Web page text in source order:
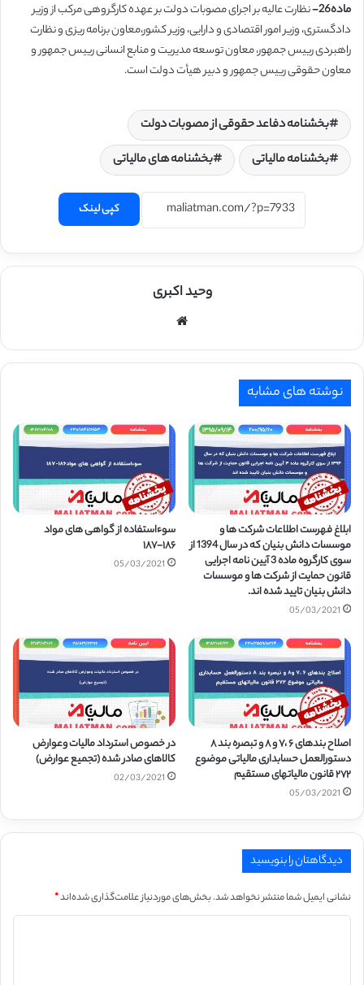
ماده26-
نظارت عالیه بر اجرای مصوبات دولت بر عهده کارگروهی مرکب از وزیر
دادگستری، وزیر امور اقتصادی و دارایی، وزیر کشور،معاون برنامه ریزی و نظارت
راهبردی رییس جمهور، معاون توسعه مدیریت و منابع انسانی رییس جمهور و
معاون حقوقی رییس جمهور و دبیر هیأت دولت است.
بخشنامه دفاعد حقوقی از مصوبات دولت
بخشنامه مالیاتی
بخشنامه های مالیاتی
کپی لینک
وحید اکبری
نوشته های مشابه
ابلاغ فهرست اطلاعات شرکت­ ها و
موسسات دانش بنیان که در سال 1394 از
سوی کارگروه ماده 3 آیین ­نامه اجرایی
قانون حمایت از شرکت ها و موسسات
دانش بنیان تایید شده اند.
05/03/2021
سوءاستفاده از گواهی های مواد
۱۸۶-۱۸۷
05/03/2021
اصلاح بندهای ۶ ،۷ و ۸ و تبصره بند ۸
دستورالعمل حسابداری مالیاتی موضوع
۲۷۲ قانون مالیاتهای مستقیم
05/03/2021
در خصوص استرداد مالیات وعوارض
کالاهای صادر شده (تجمیع عوارض)
02/03/2021
دیدگاهتان را بنویسید
نشانی ایمیل شما منتشر نخواهد شد.بخش‌های موردنیاز علامت‌گذاری شده‌اند*